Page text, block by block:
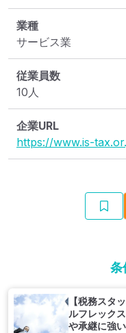
業種
サービス業
従業員数
10人
企業URL
https://www.is-
条
【税務スタ
ルフレック
や承継に強